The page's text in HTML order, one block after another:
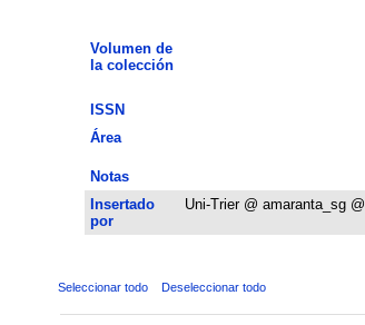
Volumen de
la colección
ISSN
Área
Notas
Insertado
por
Uni-Trier @ amaranta_sg @
Seleccionar todo Deseleccionar todo